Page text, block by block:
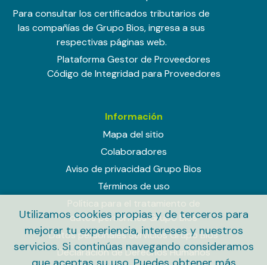
Utilizamos cookies propias y de terceros para
mejorar tu experiencia, intereses y nuestros
servicios. Si continúas navegando consideramos
Para consultar los certificados tributarios de
las compañías de Grupo Bios, ingresa a sus
respectivas páginas web.
Plataforma Gestor de Proveedores
Código de Integridad para Proveedores
Información
Mapa del sitio
Colaboradores
Aviso de privacidad Grupo Bios
Términos de uso
Política para el tratamiento de
datos personales Grupo Bios
Datos personales Servicios Grupo Bios
Declaración de Derechos Humanos